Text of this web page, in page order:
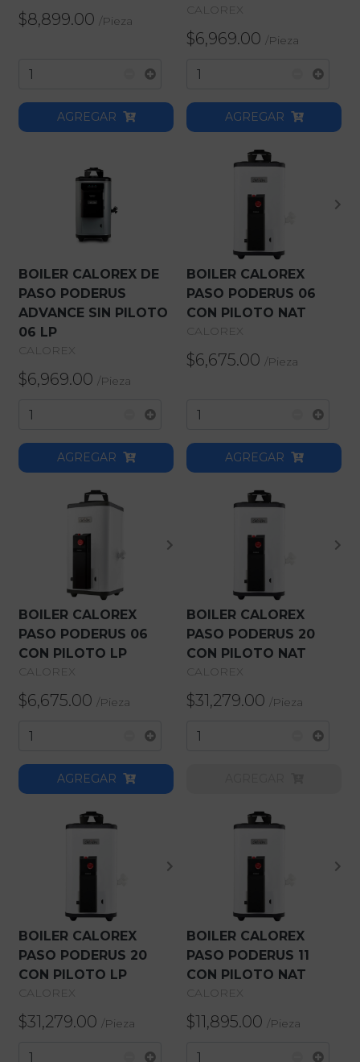
$8,899.00 /Pieza
AGREGAR
CALOREX
$6,969.00 /Pieza
AGREGAR
BOILER CALOREX DE
PASO PODERUS
ADVANCE SIN PILOTO
06 LP
CALOREX
$6,969.00 /Pieza
AGREGAR
BOILER CALOREX
PASO PODERUS 06
CON PILOTO NAT
CALOREX
$6,675.00 /Pieza
AGREGAR
BOILER CALOREX
PASO PODERUS 06
CON PILOTO LP
CALOREX
$6,675.00 /Pieza
AGREGAR
BOILER CALOREX
PASO PODERUS 20
CON PILOTO NAT
CALOREX
$31,279.00 /Pieza
BOILER CALOREX
PASO PODERUS 20
CON PILOTO LP
CALOREX
$31,279.00 /Pieza
BOILER CALOREX
PASO PODERUS 11
CON PILOTO NAT
CALOREX
$11,895.00 /Pieza